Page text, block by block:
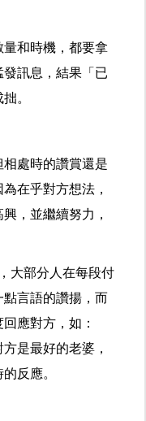
和時機，都要拿
訊息，結果「已
。
處時的讚賞還是
在乎對方想法，
，並繼續努力，
大部分人在每段付
言語的讚揚，而
應對方，如：
是最好的老婆，
反應。